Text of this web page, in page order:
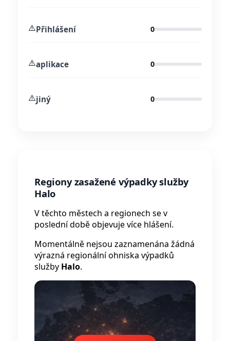
⚠️Přihlášení 0
⚠️aplikace 0
⚠️jiný 0
Regiony zasažené výpadky služby
Halo
V těchto městech a regionech se v
poslední době objevuje více hlášení.
Momentálně nejsou zaznamenána žádná
výrazná regionální ohniska výpadků
služby Halo.